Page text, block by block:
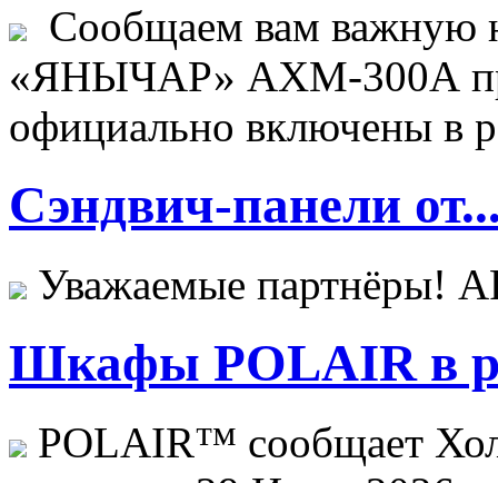
Сообщаем вам важную
«ЯНЫЧАР» АХМ-300А
официально включены в
Сэндвич-панели
Уважаемые
Шкафы POLAIR в
POLAIR™ сообщает